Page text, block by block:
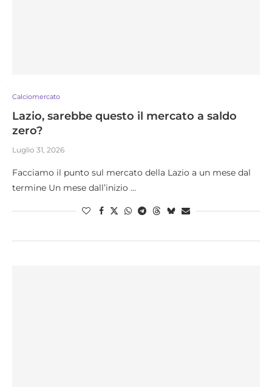
Calciomercato
Lazio, sarebbe questo il mercato a saldo
zero?
Luglio 31, 2026
Facciamo il punto sul mercato della Lazio a un mese dal
termine Un mese dall’inizio …